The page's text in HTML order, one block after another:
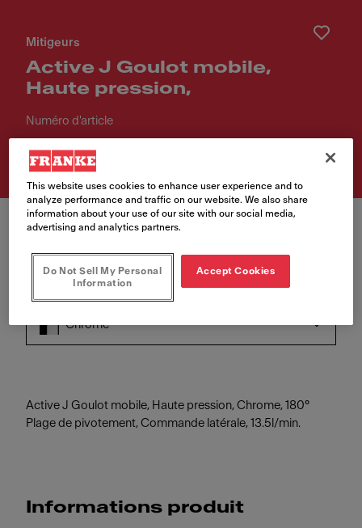
Mitigeurs
Active J Goulot mobile,
Haute pression,
Numéro d'article
Chrome
Active J Goulot mobile, Haute pression, Chrome, 180°
Plage de pivotement, Commande latérale, 13.5l/min.
Informations produit
This website uses cookies to enhance user experience and to
analyze performance and traffic on our website. We also share
information about your use of our site with our social media,
advertising and analytics partners.
Do Not Sell My Personal
Information
Accept Cookies